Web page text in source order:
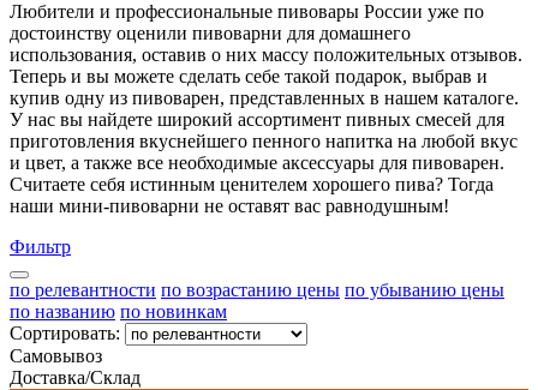
Любители и профессиональные пивовары России уже по
достоинству оценили пивоварни для домашнего
использования, оставив о них массу положительных отзывов.
Теперь и вы можете сделать себе такой подарок, выбрав и
купив одну из пивоварен, представленных в нашем каталоге.
У нас вы найдете широкий ассортимент пивных смесей для
приготовления вкуснейшего пенного напитка на любой вкус
и цвет, а также все необходимые аксессуары для пивоварен.
Считаете себя истинным ценителем хорошего пива? Тогда
наши мини-пивоварни не оставят вас равнодушным!
Фильтр
по релевантности по возрастанию цены по убыванию цены
по названию по новинкам
Сортировать:
Самовывоз
Доставка/Склад